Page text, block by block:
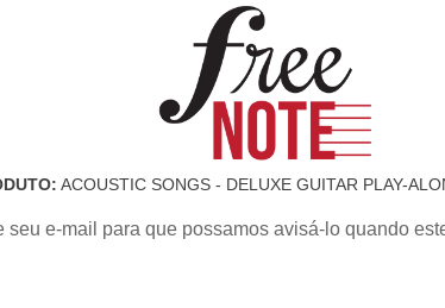
ACOUSTIC SONGS - DELUXE GUITAR PLAY-
seu e-mail para que possamos avisá-lo quando